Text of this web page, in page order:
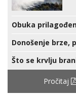
Obuka
Donošenje brze,
Što se krvlju
Pročitaj